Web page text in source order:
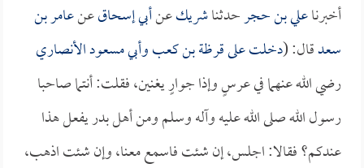
أخبرناعلي بن حجرحدثناشريكعنأبي إسحاقعنعامر بن
سعدقال: (دخلت علىقرظة بن كعبوأبي مسعود الأنصاري
رضي الله عنهما في عرسٍ وإذا جوارٍ يغنين، فقلت: أنتما صاحبا
رسول الله صلى الله عليه وآله وسلم ومن أهل بدر يفعل هذا
عندكم؟ فقالا: اجلس، إن شئت فاسمع معنا، وإن شئت اذهب،